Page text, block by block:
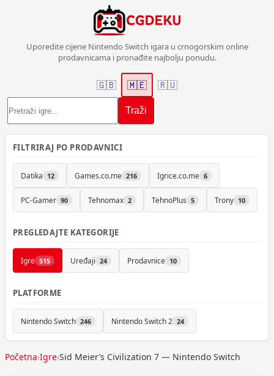
Uporedite cijene Nintendo Switch igara u crnogorskim online
prodavnicama i pronađite najbolju ponudu.
Traži
🇬🇧 🇲🇪 🇷🇺
FILTRIRAJ PO PRODAVNICI
Datika 12 Games.co.me 216 Igrice.co.me 6
PC-Gamer 90 Tehnomax 2 TehnoPlus 5 Trony 10
PREGLEDAJTE KATEGORIJE
Igre 515 Uređaji 24 Prodavnice 10
PLATFORME
Nintendo Switch 246 Nintendo Switch 2 24
Početna›Igre›Sid Meier’s Civilization 7 — Nintendo Switch